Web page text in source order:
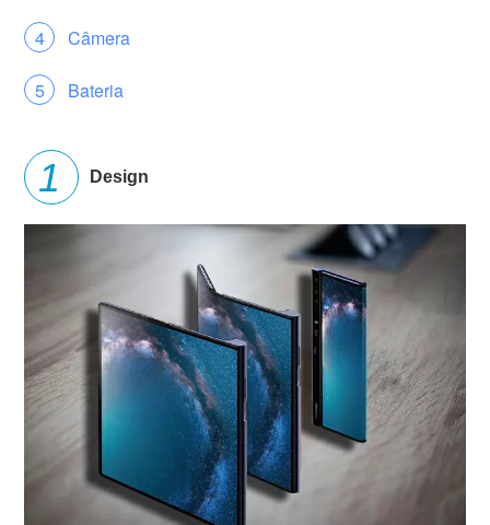
Câmera
Bateria
Design